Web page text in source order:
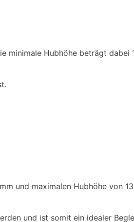
minimale Hubhöhe beträgt dabei
und maximalen Hubhöhe von
und ist somit ein idealer